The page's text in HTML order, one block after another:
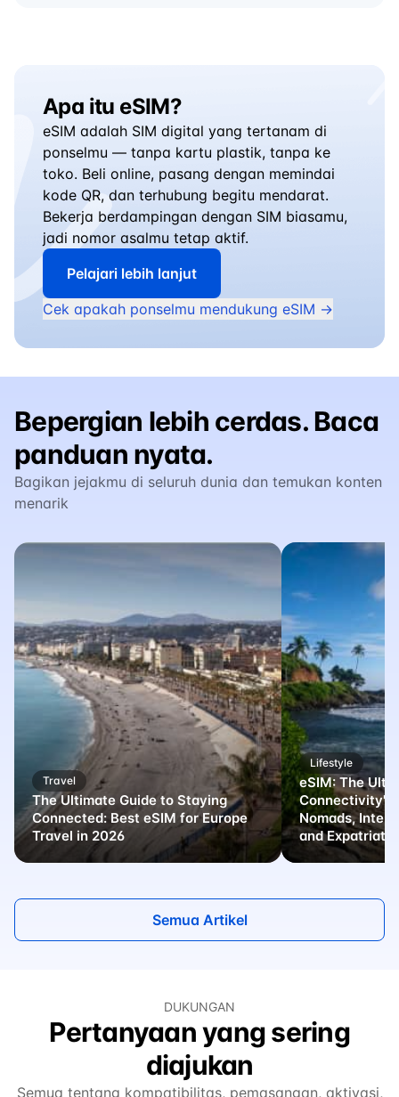
Apa itu eSIM?
eSIM adalah SIM digital yang tertanam di
ponselmu — tanpa kartu plastik, tanpa ke
toko. Beli online, pasang dengan memindai
kode QR, dan terhubung begitu mendarat.
Bekerja berdampingan dengan SIM biasamu,
jadi nomor asalmu tetap aktif.
Pelajari lebih lanjut
Cek apakah ponselmu mendukung eSIM →
Bepergian lebih cerdas. Baca
panduan nyata.
Bagikan jejakmu di seluruh dunia dan temukan konten
menarik
Travel
The Ultimate Guide to Staying
Connected: Best eSIM for Europe
Travel in 2026
Lifestyle
eSIM: The
Connectivity"
Nomads,
and
Semua Artikel
DUKUNGAN
Pertanyaan yang sering
diajukan
Semua tentang kompatibilitas, pemasangan, aktivasi,